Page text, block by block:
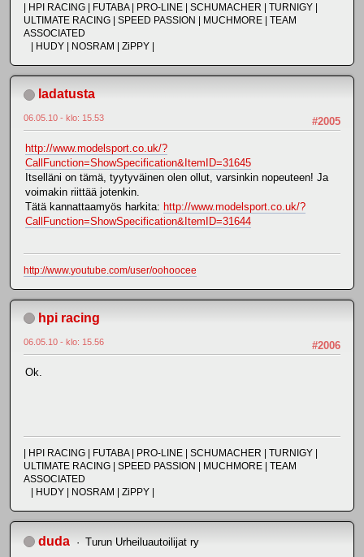
| HPI RACING | FUTABA | PRO-LINE | SCHUMACHER | TURNIGY |
ULTIMATE RACING | SPEED PASSION | MUCHMORE | TEAM
ASSOCIATED
| HUDY | NOSRAM | ZiPPY |
ladatusta
#2005
06.05.10 - klo: 15.53
http://www.modelsport.co.uk/?
CallFunction=ShowSpecification&ItemID=31645
Itselläni on tämä, tyytyväinen olen ollut, varsinkin nopeuteen! Ja
voimakin riittää jotenkin.
Tätä kannattaamyös harkita: http://www.modelsport.co.uk/?
CallFunction=ShowSpecification&ItemID=31644
http://www.youtube.com/user/oohoocee
hpi racing
#2006
06.05.10 - klo: 15.56
Ok.
| HPI RACING | FUTABA | PRO-LINE | SCHUMACHER | TURNIGY |
ULTIMATE RACING | SPEED PASSION | MUCHMORE | TEAM
ASSOCIATED
| HUDY | NOSRAM | ZiPPY |
duda Turun Urheiluautoilijat ry